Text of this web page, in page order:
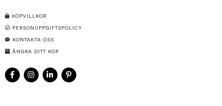
KÖPVILLKOR
PERSONUPPGIFTSPOLICY
KONTAKTA OSS
ÅNGRA DITT KÖP